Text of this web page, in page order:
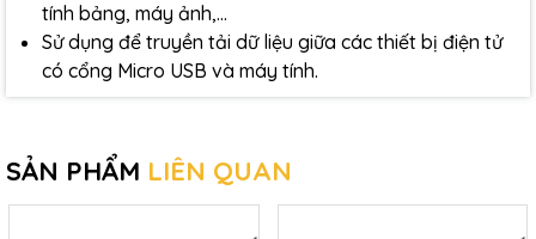
tính bảng, máy ảnh,...
Sử dụng để truyền tải dữ liệu giữa các thiết bị điện tử
có cổng Micro USB và máy tính.
SẢN PHẨM LIÊN QUAN